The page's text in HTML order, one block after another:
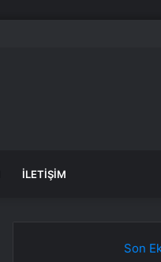
İLETIŞIM
Son